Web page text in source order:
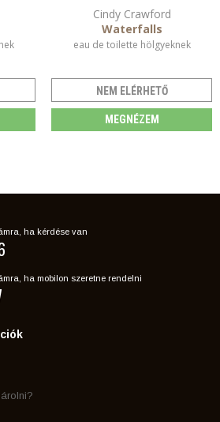
Cindy Crawford
Waterfalls
eau de toilette hölgyeknek
NEM ELÉRHETŐ
MEGNÉZEM
ha kérdése van
ha mobilon szeretne rendelni